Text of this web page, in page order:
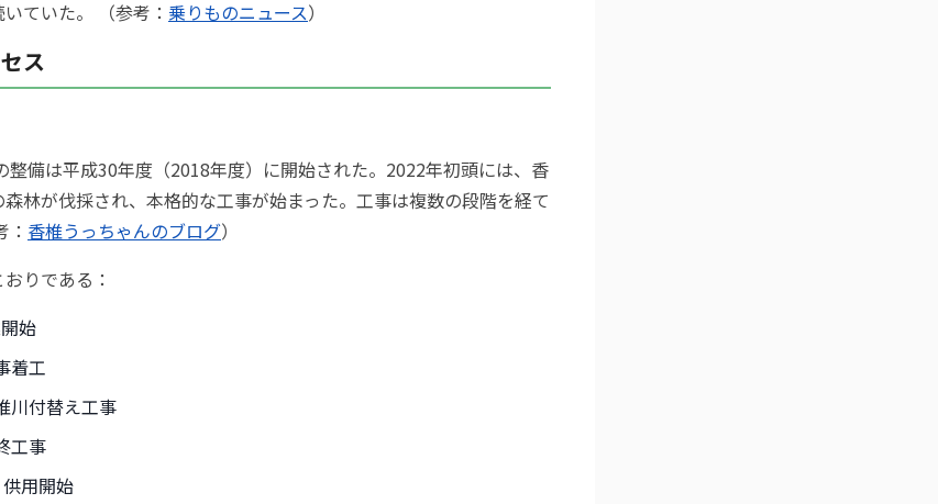
ていた。 （参考： 乗りものニュース）
ス
整備は平成30年度（2018年度）に開始された。2022年初頭には、香
林が伐採され、本格的な工事が始まった。工事は複数の段階を経て
香椎うっちゃんのブログ）
りである：
始
着工
川付替え工事
工事
用開始